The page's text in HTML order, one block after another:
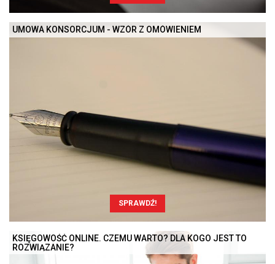
UMOWA KONSORCJUM - WZÓR Z OMÓWIENIEM
SPRAWDŹ!
KSIĘGOWOŚĆ ONLINE. CZEMU WARTO? DLA KOGO JEST TO
ROZWIĄZANIE?